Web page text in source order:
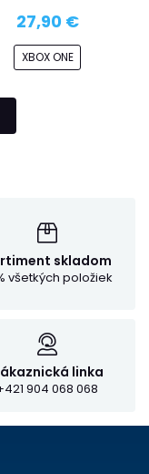
27,90 €
XBOX ONE
skladom
všetkých položiek
linka
904 068 068